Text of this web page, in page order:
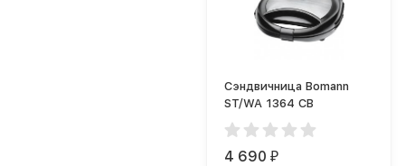
Сэндвичница Bomann
ST/WA 1364 CB
4 690₽